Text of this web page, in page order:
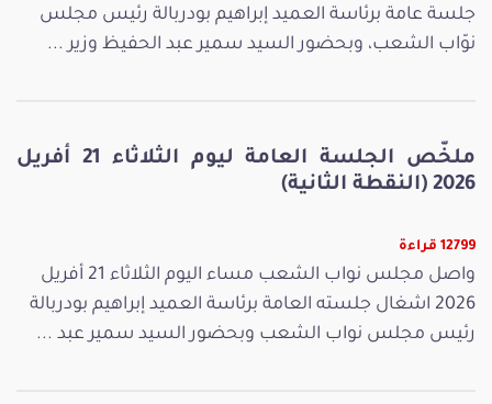
جلسة عامة برئاسة العميد إبراهيم بودربالة رئيس مجلس
نوّاب الشعب، وبحضور السيد سمير عبد الحفيظ وزير ...
ملخّص الجلسة العامة ليوم الثلاثاء 21 أفريل
2026 (النقطة الثانية)
12799 قراءة
واصل مجلس نواب الشعب مساء اليوم الثلاثاء 21 أفريل
2026 اشغال جلسته العامة برئاسة العميد إبراهيم بودربالة
رئيس مجلس نواب الشعب وبحضور السيد سمير عبد ...